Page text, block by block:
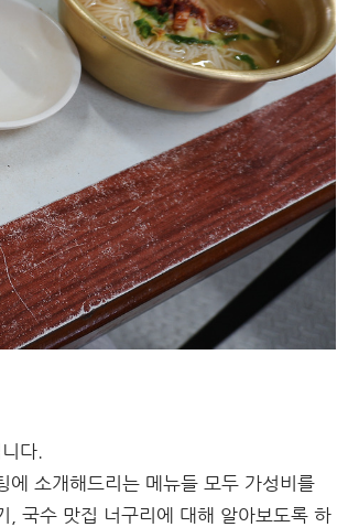
다.
소개해드리는 메뉴들 모두 가성비를
, 국수 맛집 너구리에 대해 알아보도록 하